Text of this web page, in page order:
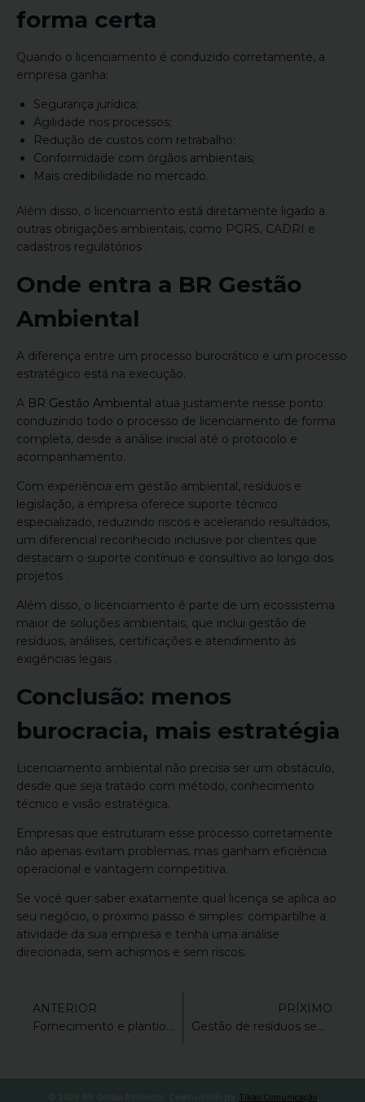
forma certa
Quando o licenciamento é conduzido corretamente, a
empresa ganha:
Segurança jurídica;
Agilidade nos processos;
Redução de custos com retrabalho;
Conformidade com órgãos ambientais;
Mais credibilidade no mercado.
Além disso, o licenciamento está diretamente ligado a
outras obrigações ambientais, como PGRS, CADRI e
cadastros regulatórios .
Onde entra a BR Gestão
Ambiental
A diferença entre um processo burocrático e um processo
estratégico está na execução.
A BR Gestão Ambiental atua justamente nesse ponto:
conduzindo todo o processo de licenciamento de forma
completa, desde a análise inicial até o protocolo e
acompanhamento.
Com experiência em gestão ambiental, resíduos e
legislação, a empresa oferece suporte técnico
especializado, reduzindo riscos e acelerando resultados,
um diferencial reconhecido inclusive por clientes que
destacam o suporte contínuo e consultivo ao longo dos
projetos .
Além disso, o licenciamento é parte de um ecossistema
maior de soluções ambientais, que inclui gestão de
resíduos, análises, certificações e atendimento às
exigências legais .
Conclusão: menos
burocracia, mais estratégia
Licenciamento ambiental não precisa ser um obstáculo,
desde que seja tratado com método, conhecimento
técnico e visão estratégica.
Empresas que estruturam esse processo corretamente
não apenas evitam problemas, mas ganham eficiência
operacional e vantagem competitiva.
Se você quer saber exatamente qual licença se aplica ao
seu negócio, o próximo passo é simples: compartilhe a
atividade da sua empresa e tenha uma análise
direcionada, sem achismos e sem riscos.
ANTERIOR
Fornecimento e plantio de árvores nativas: solução para compensação ambiental
PRÍXIMO
Gestão de resíduos sem risco: os erros que podem custar caro para sua empresa (e como evitar)
© 2026 BR Gestão Ambiental. Desenvolvido por Tikao Comunicação